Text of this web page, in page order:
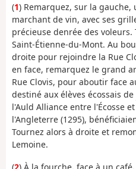
(1) Remarquez, sur la
marchant de vin, avec ses
précieuse denrée des
Saint-Étienne-du-Mont. Au
droite pour rejoindre la Rue
en face, remarquez le grand
Rue Clovis, pour aboutir face
destiné aux élèves écossais de
l'Auld Alliance entre l'Écosse
l'Angleterre (1295),
Tournez alors à droite et
Lemoine.